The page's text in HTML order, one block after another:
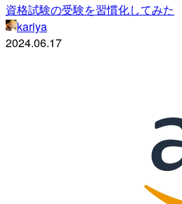
資格試験の受験を習慣化してみた
kariya
2024.06.17